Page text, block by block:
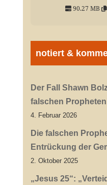
90.27 MB
notiert &
Der Fall Shawn
falschen
4. Februar 2026
Die falschen
Entrückung der
2. Oktober 2025
„Jesus 25“: